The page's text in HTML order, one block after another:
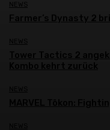
NEWS
Farmer’s Dynasty 2
NEWS